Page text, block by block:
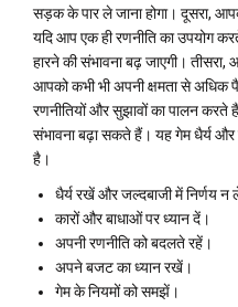
सड़क के पार ले जाना होगा। दूसरा,
यदि आप एक ही रणनीति का उपयोग
हारने की संभावना बढ़ जाएगी।
आपको कभी भी अपनी क्षमता से अधिक
रणनीतियों और सुझावों का पालन करते
संभावना बढ़ा सकते हैं। यह गेम धैर्य
है।
धैर्य रखें और जल्दबाजी में निर्णय न
कारों और बाधाओं पर ध्यान दें।
अपनी रणनीति को बदलते रहें।
अपने बजट का ध्यान रखें।
गेम के नियमों को समझें।